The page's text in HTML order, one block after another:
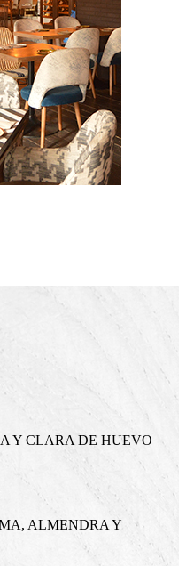
Y CLARA DE HUEVO
ALMENDRA Y